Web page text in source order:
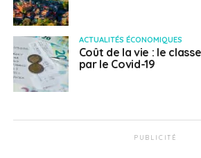
ACTUALITÉS ÉCONOMIQUES
Coût de la vie : le
par le Covid-19
PUBLICITÉ